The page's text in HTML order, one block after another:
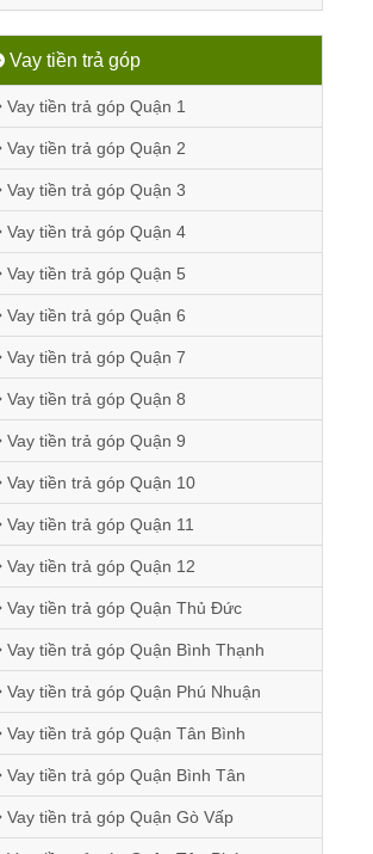
Vay tiền trả góp
Vay tiền trả góp Quận 1
Vay tiền trả góp Quận 2
Vay tiền trả góp Quận 3
Vay tiền trả góp Quận 4
Vay tiền trả góp Quận 5
Vay tiền trả góp Quận 6
Vay tiền trả góp Quận 7
Vay tiền trả góp Quận 8
Vay tiền trả góp Quận 9
Vay tiền trả góp Quận 10
Vay tiền trả góp Quận 11
Vay tiền trả góp Quận 12
Vay tiền trả góp Quận Thủ Đức
Vay tiền trả góp Quận Bình Thạnh
Vay tiền trả góp Quận Phú Nhuận
Vay tiền trả góp Quận Tân Bình
Vay tiền trả góp Quận Bình Tân
Vay tiền trả góp Quận Gò Vấp